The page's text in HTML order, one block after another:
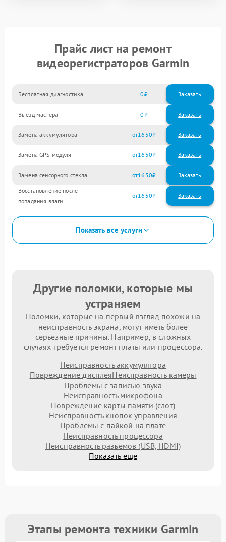
Прайс лист на ремонт
видеорегистраторов Garmin
Бесплатная диагностика 0 Заказать
Выезд мастера 0 Заказать
Замена аккумулятора 1650
Замена GPS-модуля 1650
Замена сенсорного стекла 1650
Восстановление после
попадания влаги
1650
Показать все услуги
Другие поломки, которые мы
устраняем
Поломки, которые на первый взгляд похожи на
неисправность экрана, могут иметь более
серьезные причины. Например, в сложных
случаях требуется ремонт платы или процессора.
Неисправность аккумулятора
Повреждение дисплеяНеисправность камеры
Проблемы с записью звука
Неисправность микрофона
Повреждение карты памяти (слот)
Неисправность кнопок управления
Проблемы с пайкой на плате
Неисправность процессора
Неисправность разъемов (USB, HDMI)
Показать еще
Этапы ремонта техники Garmin